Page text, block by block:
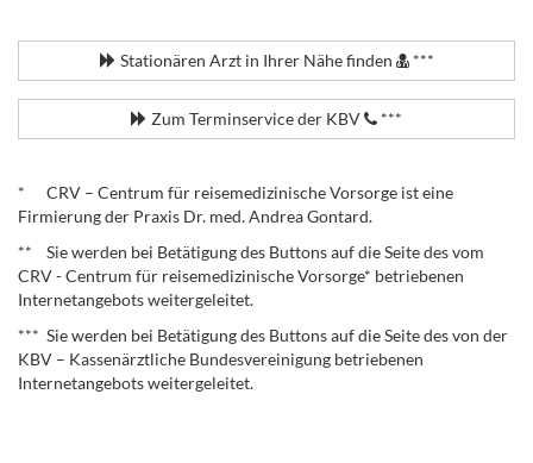
Stationären Arzt in Ihrer Nähe finden ***
Zum Terminservice der KBV ***
* CRV – Centrum für reisemedizinische Vorsorge ist eine
Firmierung der Praxis Dr. med. Andrea Gontard.
** Sie werden bei Betätigung des Buttons auf die Seite des vom
CRV - Centrum für reisemedizinische Vorsorge* betriebenen
Internetangebots weitergeleitet.
*** Sie werden bei Betätigung des Buttons auf die Seite des von der
KBV – Kassenärztliche Bundesvereinigung betriebenen
Internetangebots weitergeleitet.